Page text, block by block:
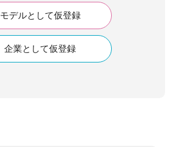
モデルとして仮登録
企業として仮登録